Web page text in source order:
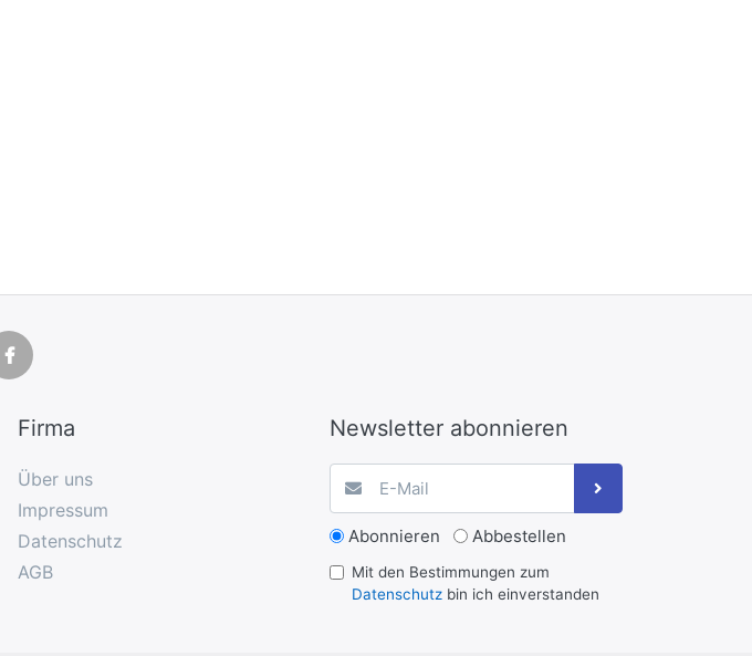
Firma
Über uns
Impressum
Datenschutz
AGB
Newsletter abonnieren
Abonnieren Abbestellen
Mit den Bestimmungen zum
Datenschutzbin ich einverstanden